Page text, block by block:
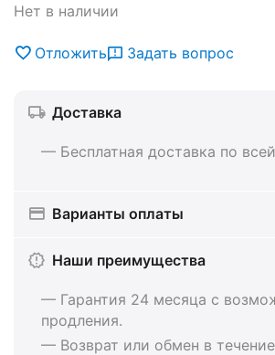
Нет в наличии
Отложить Задать вопрос
Доставка
— Бесплатная доставка по
Варианты оплаты
Наши преимущества
— Гарантия 24 месяца с
продления.
— Возврат или обмен в